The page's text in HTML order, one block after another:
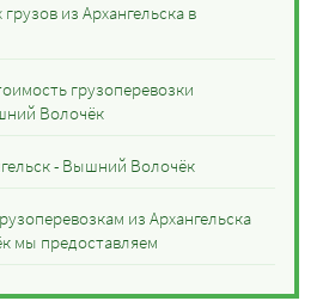
из Архангельска в
грузоперевозки
Волочёк
- Вышний Волочёк
из Архангельска
мы предоставляем